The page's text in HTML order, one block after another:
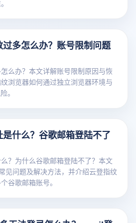
多怎么办？账号限制问题
么办？本文详解账号限制原因与恢
浏览器如何通过独立浏览器环境与
。
什么？谷歌邮箱登陆不了
？为什么谷歌邮箱登陆不了？本文
见问题及解决方法，并介绍云登指纹
谷歌邮箱账号。